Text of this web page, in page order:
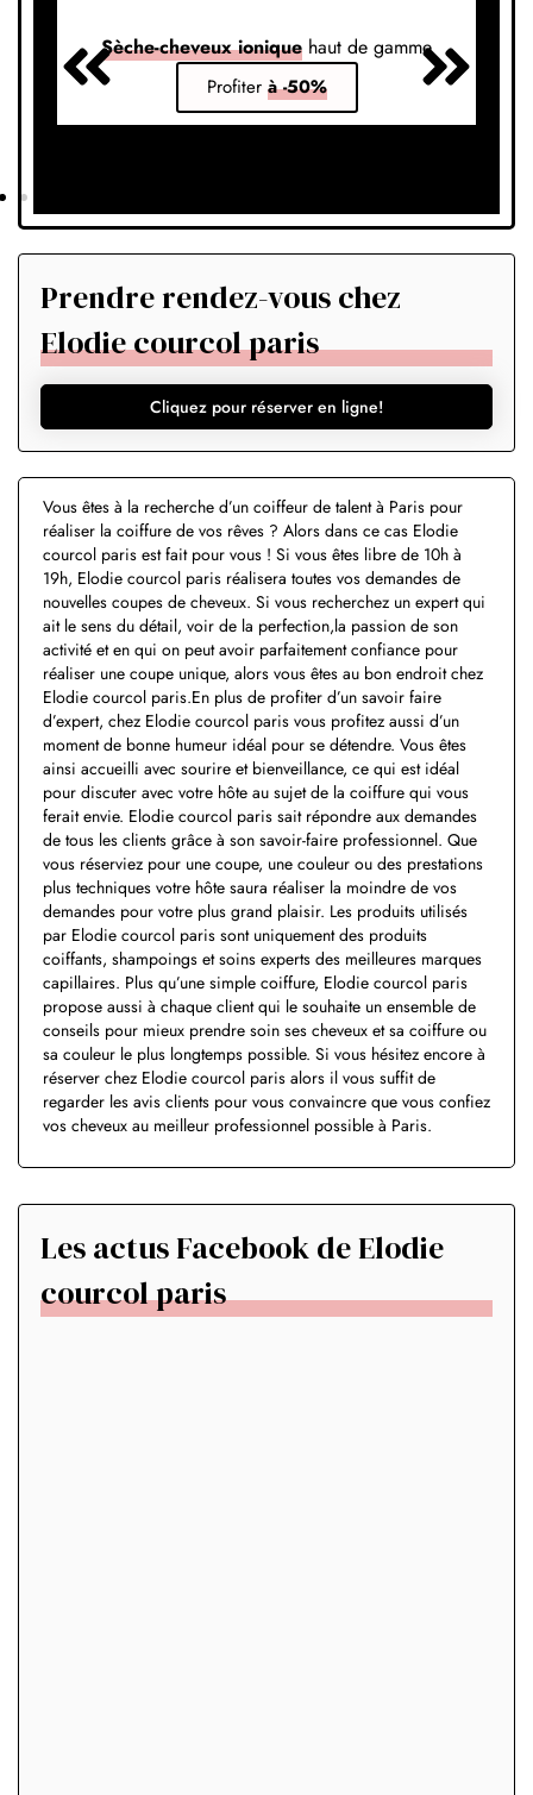
Sèche-cheveux ionique haut de gamme
Profiter à -50%
Prendre rendez-vous chez
Elodie courcol paris
Cliquez pour réserver en ligne!
Vous êtes à la recherche d’un coiffeur de talent à Paris pour
réaliser la coiffure de vos rêves ? Alors dans ce cas Elodie
courcol paris est fait pour vous ! Si vous êtes libre de 10h à
19h, Elodie courcol paris réalisera toutes vos demandes de
nouvelles coupes de cheveux. Si vous recherchez un expert qui
ait le sens du détail, voir de la perfection,la passion de son
activité et en qui on peut avoir parfaitement confiance pour
réaliser une coupe unique, alors vous êtes au bon endroit chez
Elodie courcol paris.En plus de profiter d’un savoir faire
d’expert, chez Elodie courcol paris vous profitez aussi d’un
moment de bonne humeur idéal pour se détendre. Vous êtes
ainsi accueilli avec sourire et bienveillance, ce qui est idéal
pour discuter avec votre hôte au sujet de la coiffure qui vous
ferait envie. Elodie courcol paris sait répondre aux demandes
de tous les clients grâce à son savoir-faire professionnel. Que
vous réserviez pour une coupe, une couleur ou des prestations
plus techniques votre hôte saura réaliser la moindre de vos
demandes pour votre plus grand plaisir. Les produits utilisés
par Elodie courcol paris sont uniquement des produits
coiffants, shampoings et soins experts des meilleures marques
capillaires. Plus qu’une simple coiffure, Elodie courcol paris
propose aussi à chaque client qui le souhaite un ensemble de
conseils pour mieux prendre soin ses cheveux et sa coiffure ou
sa couleur le plus longtemps possible. Si vous hésitez encore à
réserver chez Elodie courcol paris alors il vous suffit de
regarder les avis clients pour vous convaincre que vous confiez
vos cheveux au meilleur professionnel possible à Paris.
Les actus Facebook de Elodie
courcol paris